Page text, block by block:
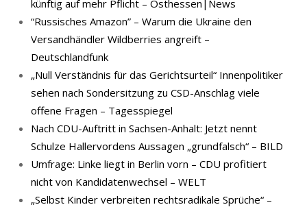
künftig auf mehr Pflicht – Osthessen|News
“Russisches Amazon” – Warum die Ukraine den
Versandhändler Wildberries angreift –
Deutschlandfunk
„Null Verständnis für das Gerichtsurteil“ Innenpolitiker
sehen nach Sondersitzung zu CSD-Anschlag viele
offene Fragen – Tagesspiegel
Nach CDU-Auftritt in Sachsen-Anhalt: Jetzt nennt
Schulze Hallervordens Aussagen „grundfalsch“ – BILD
Umfrage: Linke liegt in Berlin vorn – CDU profitiert
nicht von Kandidatenwechsel – WELT
„Selbst Kinder verbreiten rechtsradikale Sprüche“ –